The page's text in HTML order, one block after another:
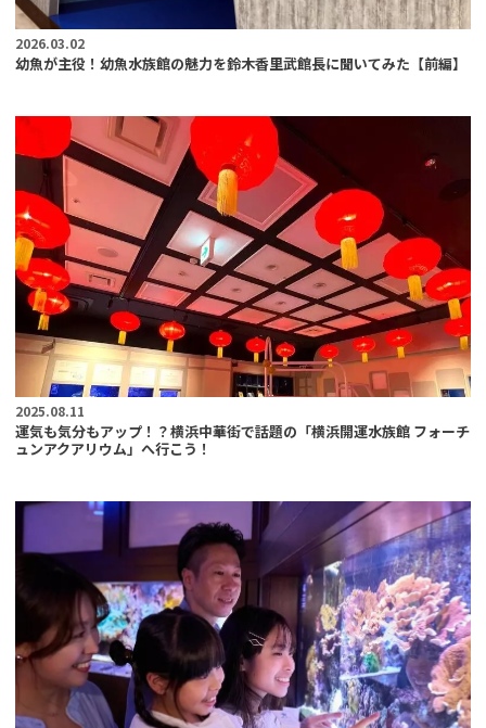
2026.03.02
幼魚が主役！幼魚水族館の魅力を鈴木香里武館長に聞いてみた【前編】
2025.08.11
運気も気分もアップ！？横浜中華街で話題の「横浜開運水族館 フォーチ
ュンアクアリウム」へ行こう！